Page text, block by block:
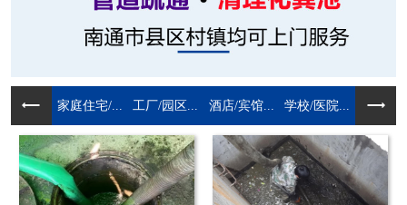
家庭住宅/... 工厂/园区... 酒店/宾馆... 学校/医院...